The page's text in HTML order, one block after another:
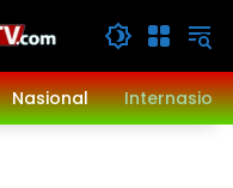
Nasional